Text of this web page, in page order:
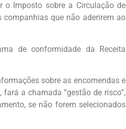
o Imposto sobre a Circulação de
que não aderirem ao
de conformidade da Receita
sobre as encomendas e
a chamada “gestão de risco”,
se não forem selecionados